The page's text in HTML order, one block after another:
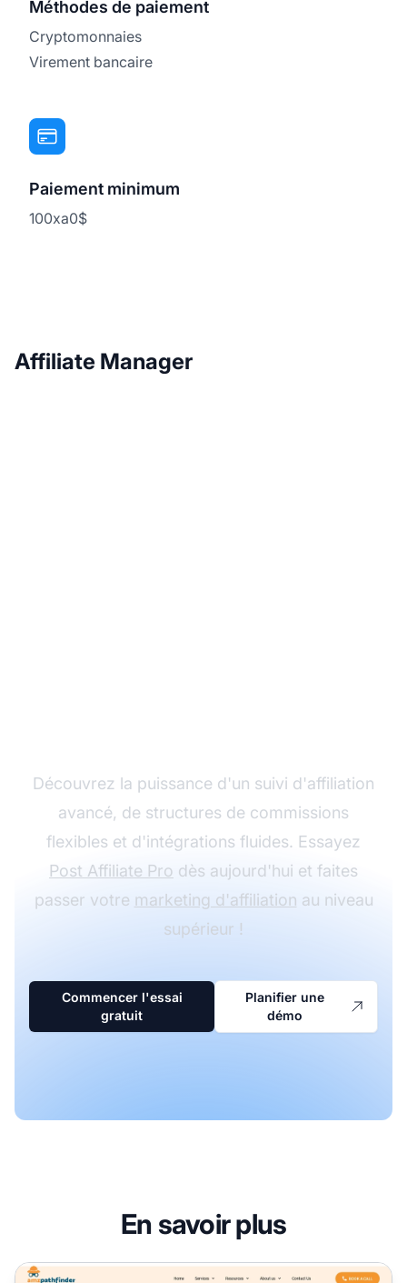
Méthodes de paiement
Cryptomonnaies
Virement bancaire
Paiement minimum
100xa0$
Affiliate Manager
Découvrez la puissance d'un suivi d'affiliation
avancé, de structures de commissions
flexibles et d'intégrations fluides. Essayez
Post Affiliate Pro dès aujourd'hui et faites
passer votre marketing d'affiliation au niveau
supérieur !
Commencer l'essai
gratuit
Planifier une
démo
En savoir plus
Programme d'affiliation ClicksMob